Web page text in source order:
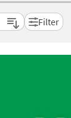
Filter